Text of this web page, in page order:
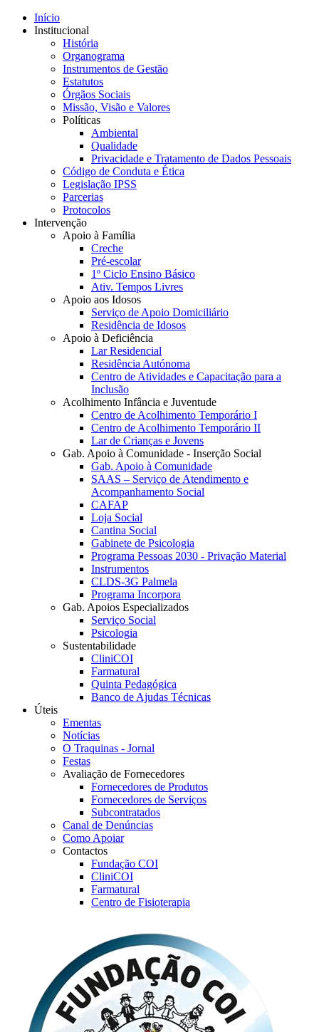
Início
Institucional
História
Organograma
Instrumentos de Gestão
Estatutos
Órgãos Sociais
Missão, Visão e Valores
Políticas
Ambiental
Qualidade
Privacidade e Tratamento de Dados Pessoais
Código de Conduta e Ética
Legislação IPSS
Parcerias
Protocolos
Intervenção
Apoio à Família
Creche
Pré-escolar
1º Ciclo Ensino Básico
Ativ. Tempos Livres
Apoio aos Idosos
Serviço de Apoio Domiciliário
Residência de Idosos
Apoio à Deficiência
Lar Residencial
Residência Autónoma
Centro de Atividades e Capacitação para a
Inclusão
Acolhimento Infância e Juventude
Centro de Acolhimento Temporário I
Centro de Acolhimento Temporário II
Lar de Crianças e Jovens
Gab. Apoio à Comunidade - Inserção Social
Gab. Apoio à Comunidade
SAAS – Serviço de Atendimento e
Acompanhamento Social
CAFAP
Loja Social
Cantina Social
Gabinete de Psicologia
Programa Pessoas 2030 - Privação Material
Instrumentos
CLDS-3G Palmela
Programa Incorpora
Gab. Apoios Especializados
Serviço Social
Psicologia
Sustentabilidade
CliniCOI
Farmatural
Quinta Pedagógica
Banco de Ajudas Técnicas
Úteis
Ementas
Notícias
O Traquinas - Jornal
Festas
Avaliação de Fornecedores
Fornecedores de Produtos
Fornecedores de Serviços
Subcontratados
Canal de Denúncias
Como Apoiar
Contactos
Fundação COI
CliniCOI
Farmatural
Centro de Fisioterapia